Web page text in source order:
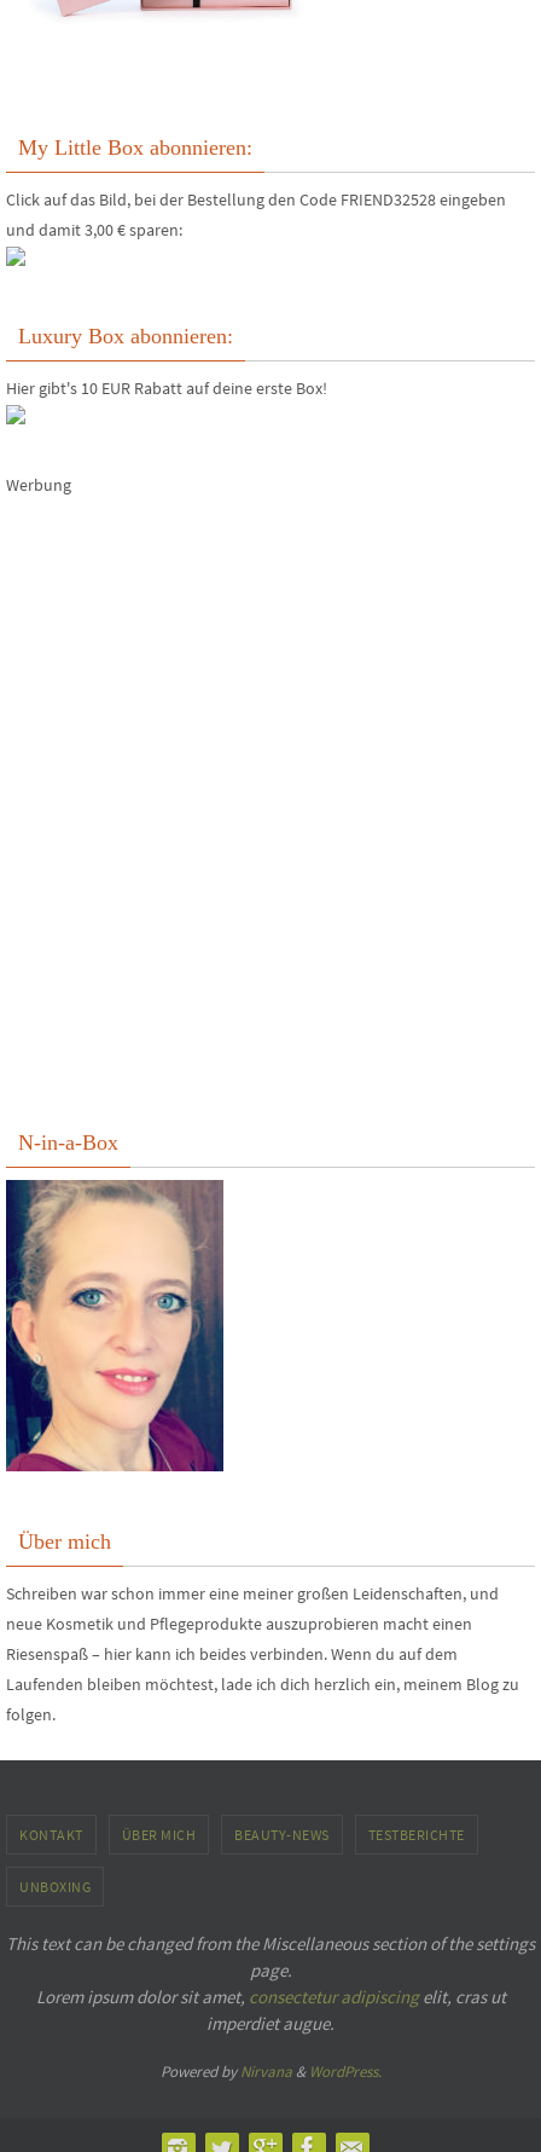
My Little Box abonnieren:
Click auf das Bild, bei der Bestellung den Code FRIEND32528 eingeben
und damit 3,00 € sparen:
Luxury Box abonnieren:
Hier gibt's 10 EUR Rabatt auf deine erste Box!
Werbung
N-in-a-Box
Über mich
Schreiben war schon immer eine meiner großen Leidenschaften, und
neue Kosmetik und Pflegeprodukte auszuprobieren macht einen
Riesenspaß – hier kann ich beides verbinden. Wenn du auf dem
Laufenden bleiben möchtest, lade ich dich herzlich ein, meinem Blog zu
folgen.
KONTAKT ÜBER MICH BEAUTY-NEWS TESTBERICHTE
UNBOXING
This text can be changed from the Miscellaneous section of the settings
page.
Lorem ipsumdolor sit amet, consectetur adipiscingelit, cras ut
imperdiet augue.
Powered byNirvana& WordPress.